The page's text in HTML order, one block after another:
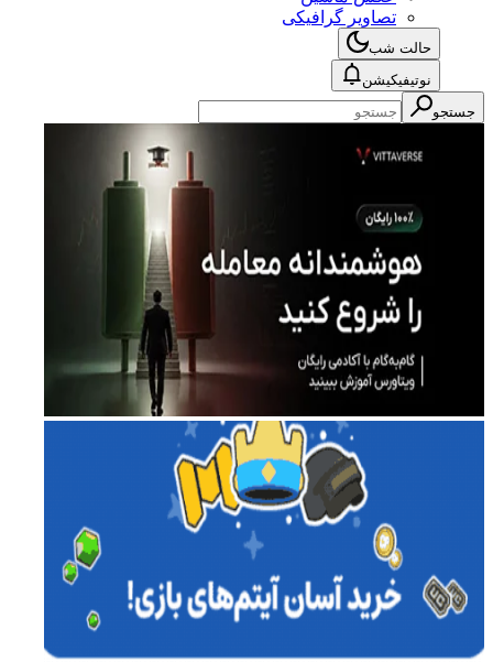
تصاویر گرافیکی
حالت شب
نوتیفیکیشن
جستجو